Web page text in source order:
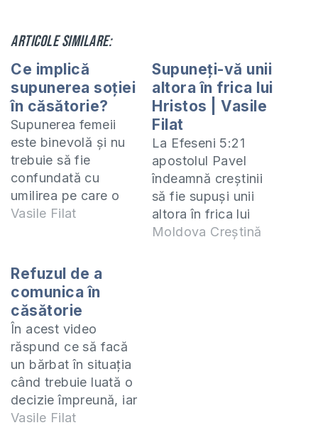
Articole similare:
Ce implică
supunerea soției
în căsătorie?
Supunerea femeii
este binevolă și nu
trebuie să fie
confundată cu
umilirea pe care o
poate avea din
responsabilitatea
bărbatului să-și
forțeze soția să-i fie
supusă. Cu ocazia
Crăciunului am
elaborat o lecție
”Sărbătorește
Crăciunul corect”.
Vă invit să o
descărcați și să o
Vasile Filat
Supuneți-vă unii
altora în frica lui
Hristos | Vasile
Filat
La Efeseni 5:21
apostolul Pavel
îndeamnă creștinii
să fie supuși unii
altora în frica lui
Hristos. Ce
Moldova Creștină
Refuzul de a
comunica în
căsătorie
În acest video
răspund ce să facă
un bărbat în situația
când trebuie luată o
decizie împreună, iar
soția nu comunică,
Vasile Filat